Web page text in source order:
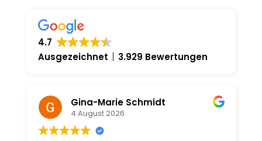
4.7
Ausgezeichnet
3.929 Bewertungen
Gina-Marie Schmidt
4 August 2026